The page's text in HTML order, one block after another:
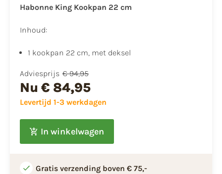
Habonne King Kookpan 22 cm
Inhoud:
1 kookpan 22 cm, met deksel
Adviesprijs € 94,95
Nu € 84,95
Levertijd 1-3 werkdagen
In winkelwagen
Gratis verzending boven € 75,-